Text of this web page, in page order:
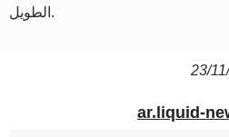
الطويل.
23/
ar.liquid-